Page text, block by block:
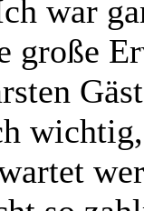
war
große